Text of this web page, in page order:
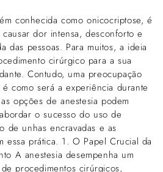
conhecida como onicocriptose, é
dor intensa, desconforto e
das pessoas. Para muitos, a ideia
cirúrgico para a sua
Contudo, uma preocupação
como será a experiência durante
opções de anestesia podem
o sucesso do uso de
de unhas encravadas e as
essa prática. 1. O Papel Crucial da
A anestesia desempenha um
procedimentos cirúrgicos,